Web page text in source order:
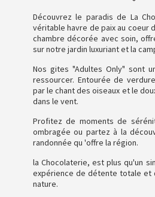
Découvrez le paradis de La
véritable havre de paix au coeur
chambre décorée avec soin,
sur notre jardin luxuriant et la
Nos gites "Adultes Only" sont
ressourcer. Entourée de
par le chant des oiseaux et le
dans le vent.
Profitez de moments de
ombragée ou partez à la
randonnée qu 'offre la région.
la Chocolaterie, est plus qu'un
expérience de détente totale et
nature.